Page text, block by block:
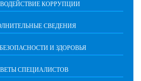
КОРРУПЦИИ
СВЕДЕНИЯ
И ЗДОРОВЬЯ
СПЕЦИАЛИСТОВ